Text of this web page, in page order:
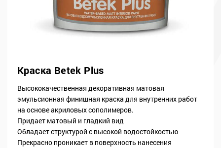
Краска Betek Plus
Высококачественная декоративная матовая
эмульсионная финишная краска для внутренних работ
на основе акриловых сополимеров.
Придает матовый и гладкий вид
Обладает структурой с высокой водостойкостью
Прекрасно проникает в поверхность нанесения